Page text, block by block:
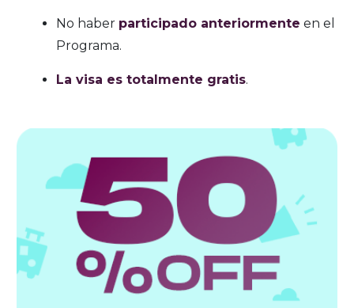
No haber participado anteriormente en el
Programa.
La visa es totalmente gratis.